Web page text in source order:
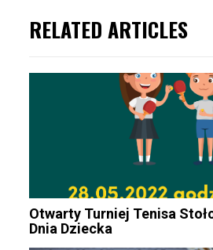
RELATED ARTICLES
Otwarty Turniej Tenisa
Dnia Dziecka